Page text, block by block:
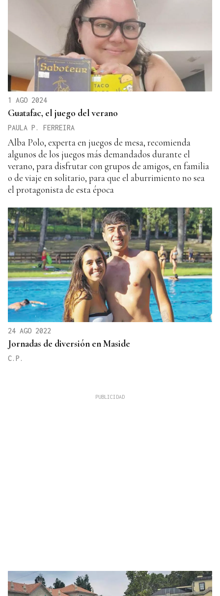
1 AGO 2024
Guatafac, el juego del verano
PAULA P. FERREIRA
Alba Polo, experta en juegos de mesa, recomienda
algunos de los juegos más demandados durante el
verano, para disfrutar con grupos de amigos, en familia
o de viaje en solitario, para que el aburrimiento no sea
el protagonista de esta época
24 AGO 2022
Jornadas de diversión en Maside
C.P.